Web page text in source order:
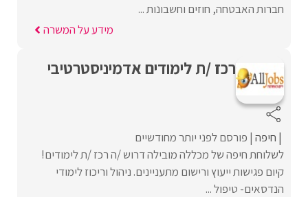
חברות האבטחה, חוזים וחשבונות ...
מידע על המשרה
רכז /ת לימודים אדמיניסטרטיבי
חיפה פורסם לפני יותר מחודשיים
לשלוחת חיפה של מכללה מובילה דרוש /ה רכז /ת לימודים!
קיום פגישות ייעוץ ורישום מתעניינים. ניהול וריכוז לימודי
הנדסאים- טיפול ...